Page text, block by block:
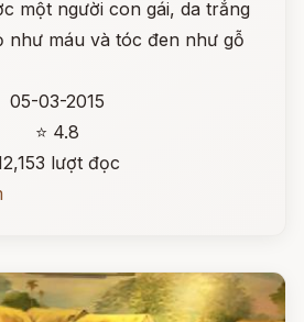
một người con gái, da trắng
như máu và tóc đen như gỗ
05-03-2015
⭐ 4.8
lượt đọc